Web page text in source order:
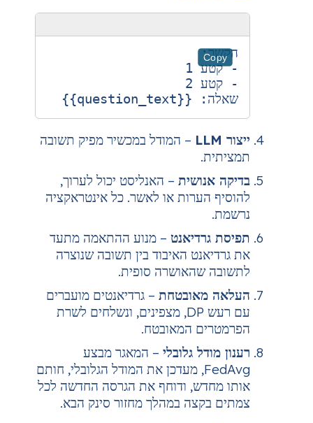
– המודל במכשיר מפיק תשובה
– האנליסט יכול לערוך,
או לאשר. כל אינטראקציה
– מנוע ההתאמה מתעד
האיבוד בין תשובה שנוצרה
שהאושרה סופית.
– גרדיאנטים מועברים
עם רעש DP, מצפינים, ונשלחים לשרת
המאובטח.
– המאגר מבצע
FedAvg, מעדכן את המודל הגלובלי, חותם
ודוחף את הגרסה החדשה לכל
במהלך מחזור סינק הבא.